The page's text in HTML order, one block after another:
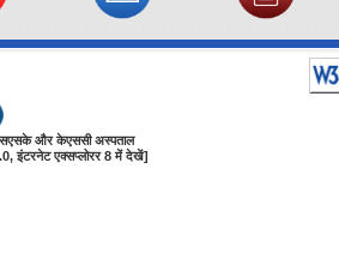
एसएसके और केएससी अस्पताल
इंटरनेट एक्‍सप्‍लोरर 8 में देखें]